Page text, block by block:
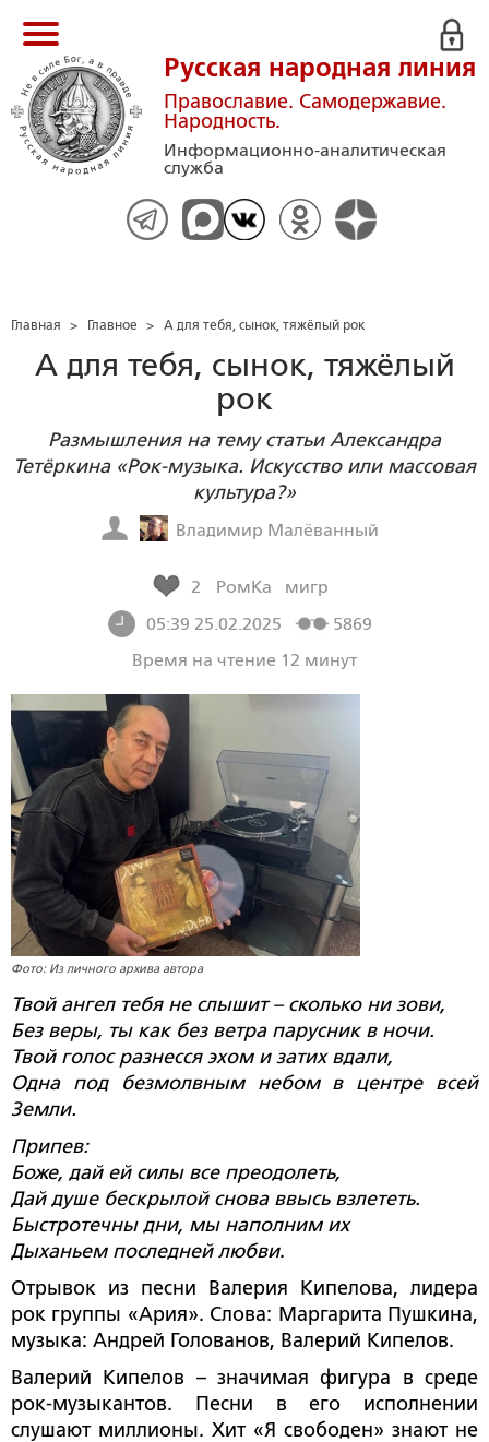
Русская народная линия
Православие. Самодержавие.
Народность.
Информационно-аналитическая
служба
Главная > Главное > А для тебя, сынок, тяжёлый рок
А для тебя, сынок, тяжёлый
рок
Размышления на тему статьи Александра
Тетёркина «Рок-музыка. Искусство или массовая
культура?»
Владимир Малёванный
2 РомКа
мигр
05:39 25.02.2025
5869
Время на чтение 12 минут
Фото: Из личного архива автора
Твой ангел тебя не слышит – сколько ни зови,
Без веры, ты как без ветра парусник в ночи.
Твой голос разнесся эхом и затих вдали,
Одна под безмолвным небом в центре всей
Земли.
Припев:
Боже, дай ей силы все преодолеть,
Дай душе бескрылой снова ввысь взлететь.
Быстротечны дни, мы наполним их
Дыханьем последней любви.
Отрывок из песни Валерия Кипелова, лидера
рок группы «Ария». Слова: Маргарита Пушкина,
музыка: Андрей Голованов, Валерий Кипелов.
Валерий Кипелов – значимая фигура в среде
рок-музыкантов. Песни в его исполнении
слушают миллионы. Хит «Я свободен» знают не